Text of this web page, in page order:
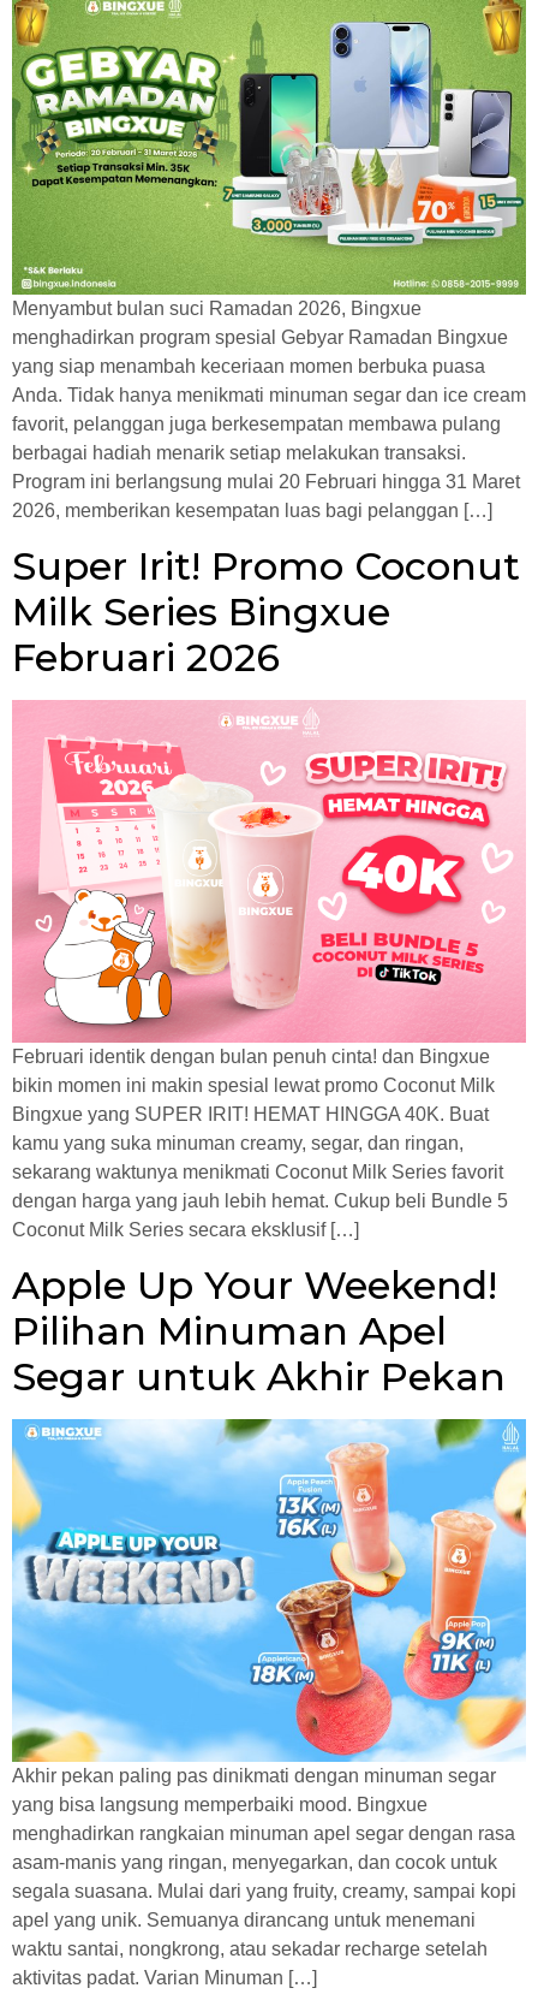
Menyambut bulan suci Ramadan 2026, Bingxue
menghadirkan program spesial Gebyar Ramadan Bingxue
yang siap menambah keceriaan momen berbuka puasa
Anda. Tidak hanya menikmati minuman segar dan ice cream
favorit, pelanggan juga berkesempatan membawa pulang
berbagai hadiah menarik setiap melakukan transaksi.
Program ini berlangsung mulai 20 Februari hingga 31 Maret
2026, memberikan kesempatan luas bagi pelanggan […]
Super Irit! Promo Coconut
Milk Series Bingxue
Februari 2026
Februari identik dengan bulan penuh cinta! dan Bingxue
bikin momen ini makin spesial lewat promo Coconut Milk
Bingxue yang SUPER IRIT! HEMAT HINGGA 40K. Buat
kamu yang suka minuman creamy, segar, dan ringan,
sekarang waktunya menikmati Coconut Milk Series favorit
dengan harga yang jauh lebih hemat. Cukup beli Bundle 5
Coconut Milk Series secara eksklusif […]
Apple Up Your Weekend!
Pilihan Minuman Apel
Segar untuk Akhir Pekan
Akhir pekan paling pas dinikmati dengan minuman segar
yang bisa langsung memperbaiki mood. Bingxue
menghadirkan rangkaian minuman apel segar dengan rasa
asam-manis yang ringan, menyegarkan, dan cocok untuk
segala suasana. Mulai dari yang fruity, creamy, sampai kopi
apel yang unik. Semuanya dirancang untuk menemani
waktu santai, nongkrong, atau sekadar recharge setelah
aktivitas padat. Varian Minuman […]